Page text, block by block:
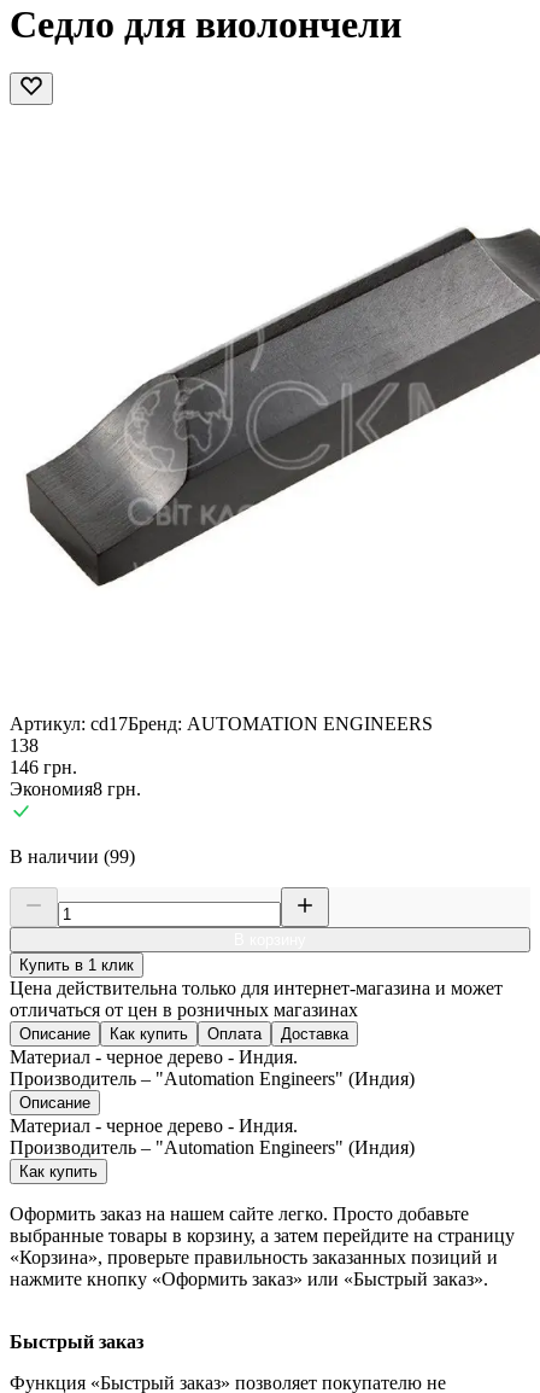
Седло для виолончели
Артикул: cd17Бренд: AUTOMATION ENGINEERS
138
146 грн.
Экономия8 грн.
В наличии (99)
Купить в 1 клик
Цена действительна только для интернет-магазина и может
отличаться от цен в розничных магазинах
Описание Как купить Оплата Доставка
Материал - черное дерево - Индия.
Производитель – "Automation Engineers" (Индия)
Описание
Материал - черное дерево - Индия.
Производитель – "Automation Engineers" (Индия)
Как купить
Оформить заказ на нашем сайте легко. Просто добавьте
выбранные товары в корзину, а затем перейдите на страницу
«Корзина», проверьте правильность заказанных позиций и
нажмите кнопку «Оформить заказ» или «Быстрый заказ».
Быстрый заказ
Функция «Быстрый заказ» позволяет покупателю не